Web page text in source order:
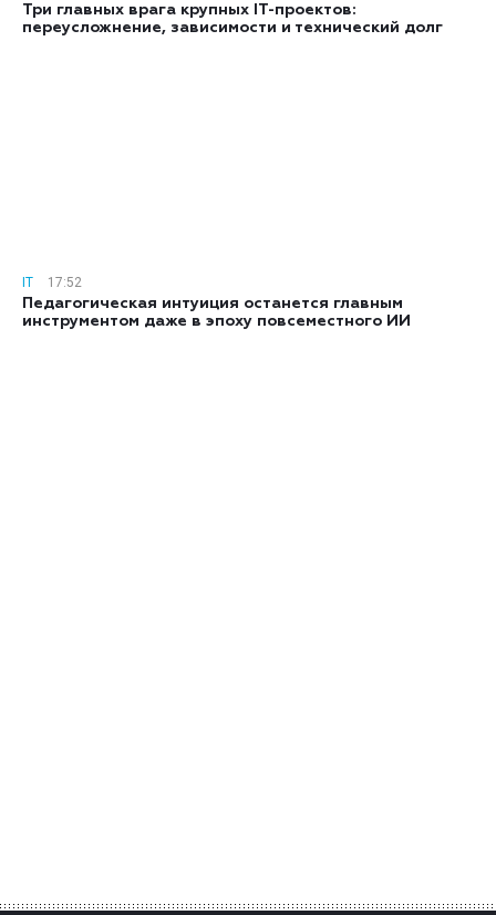
Три главных врага крупных IT-проектов:
переусложнение, зависимости и технический долг
IT
17:52
Педагогическая интуиция останется главным
инструментом даже в эпоху повсеместного ИИ